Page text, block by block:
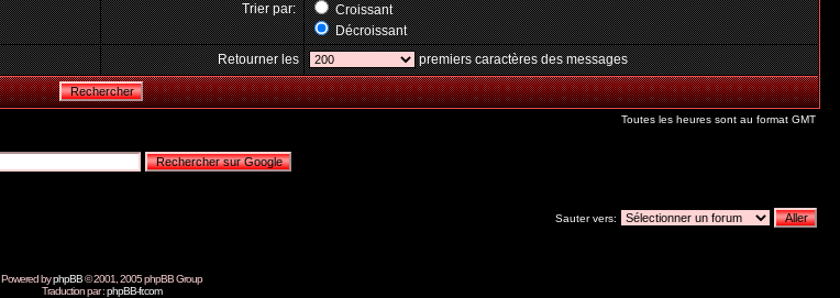
Trier par:
Croissant
Décroissant
Retourner les premiers caractères des messages
Toutes les heures sont au format GMT
Sauter vers:
Powered byphpBB© 2001, 2005 phpBB Group
Traduction par :phpBB-fr.com